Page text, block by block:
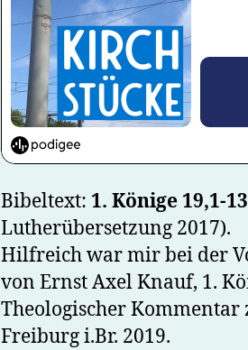
Bibeltext: 1. Könige 19,1-13
Lutherübersetzung 2017).
Hilfreich war mir bei der
von Ernst Axel Knauf, 1.
Theologischer Kommentar
Freiburg i.Br. 2019.